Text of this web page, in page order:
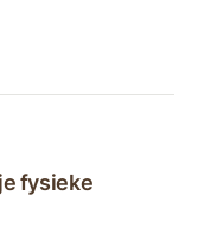
fysieke